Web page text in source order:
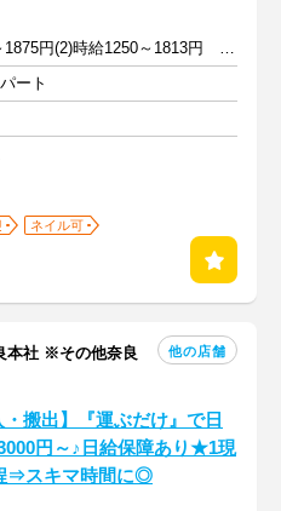
(1)時給1300～1875円(2)時給1250～1813円 ※深夜手当含む
ート
ネイル可
本社 ※その他奈良
他の店舗
・搬出】『運ぶだけ』で日
円～♪日給保障あり★1現
⇒スキマ時間に◎